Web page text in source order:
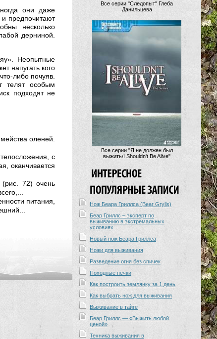
они даже
предпочитают
несколько
дерниной.
Неопытные
напугать кого
либо почуяв.
телят особым
подходят не
оленей.
с
оканчивается
(рис. 72) очень
питания,
Все серии "Следопыт" Глеба
Данильцева
Все серии "Я не должен был
выжить/I Shouldn't Be Alive"
Нож Беара Гриллса (Bear Grylls)
Беар Гриллс – эксперт по
выживанию в экстремальных
условиях
Новый нож Беара Гриллса
Ножи для выживания
Разведение огня без спичек
Походные печки
Как построить землянку за 1 день
Как выбрать нож для выживания
Выживание в тайге
Беар Гриллс — «Выжить любой
ценой»
Техника выживания в